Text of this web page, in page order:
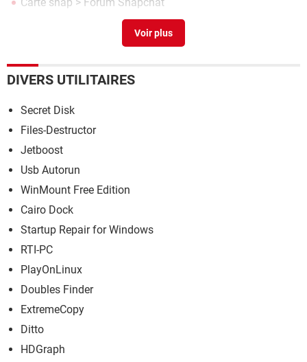
> Télécharger - Lecture
DIVERS UTILITAIRES
Secret Disk
Files-Destructor
Jetboost
Usb Autorun
WinMount Free Edition
Cairo Dock
Startup Repair for Windows
RTI-PC
PlayOnLinux
Doubles Finder
ExtremeCopy
Ditto
HDGraph